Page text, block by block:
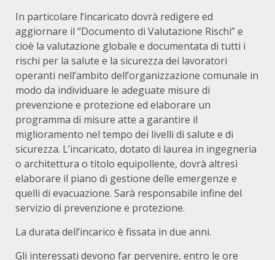
In particolare l’incaricato dovrà redigere ed
aggiornare il “Documento di Valutazione Rischi” e
cioè la valutazione globale e documentata di tutti i
rischi per la salute e la sicurezza dei lavoratori
operanti nell’ambito dell’organizzazione comunale in
modo da individuare le adeguate misure di
prevenzione e protezione ed elaborare un
programma di misure atte a garantire il
miglioramento nel tempo dei livelli di salute e di
sicurezza. L’incaricato, dotato di laurea in ingegneria
o architettura o titolo equipollente, dovrà altresì
elaborare il piano di gestione delle emergenze e
quelli di evacuazione. Sarà responsabile infine del
servizio di prevenzione e protezione.
La durata dell’incarico è fissata in due anni.
Gli interessati devono far pervenire, entro le ore